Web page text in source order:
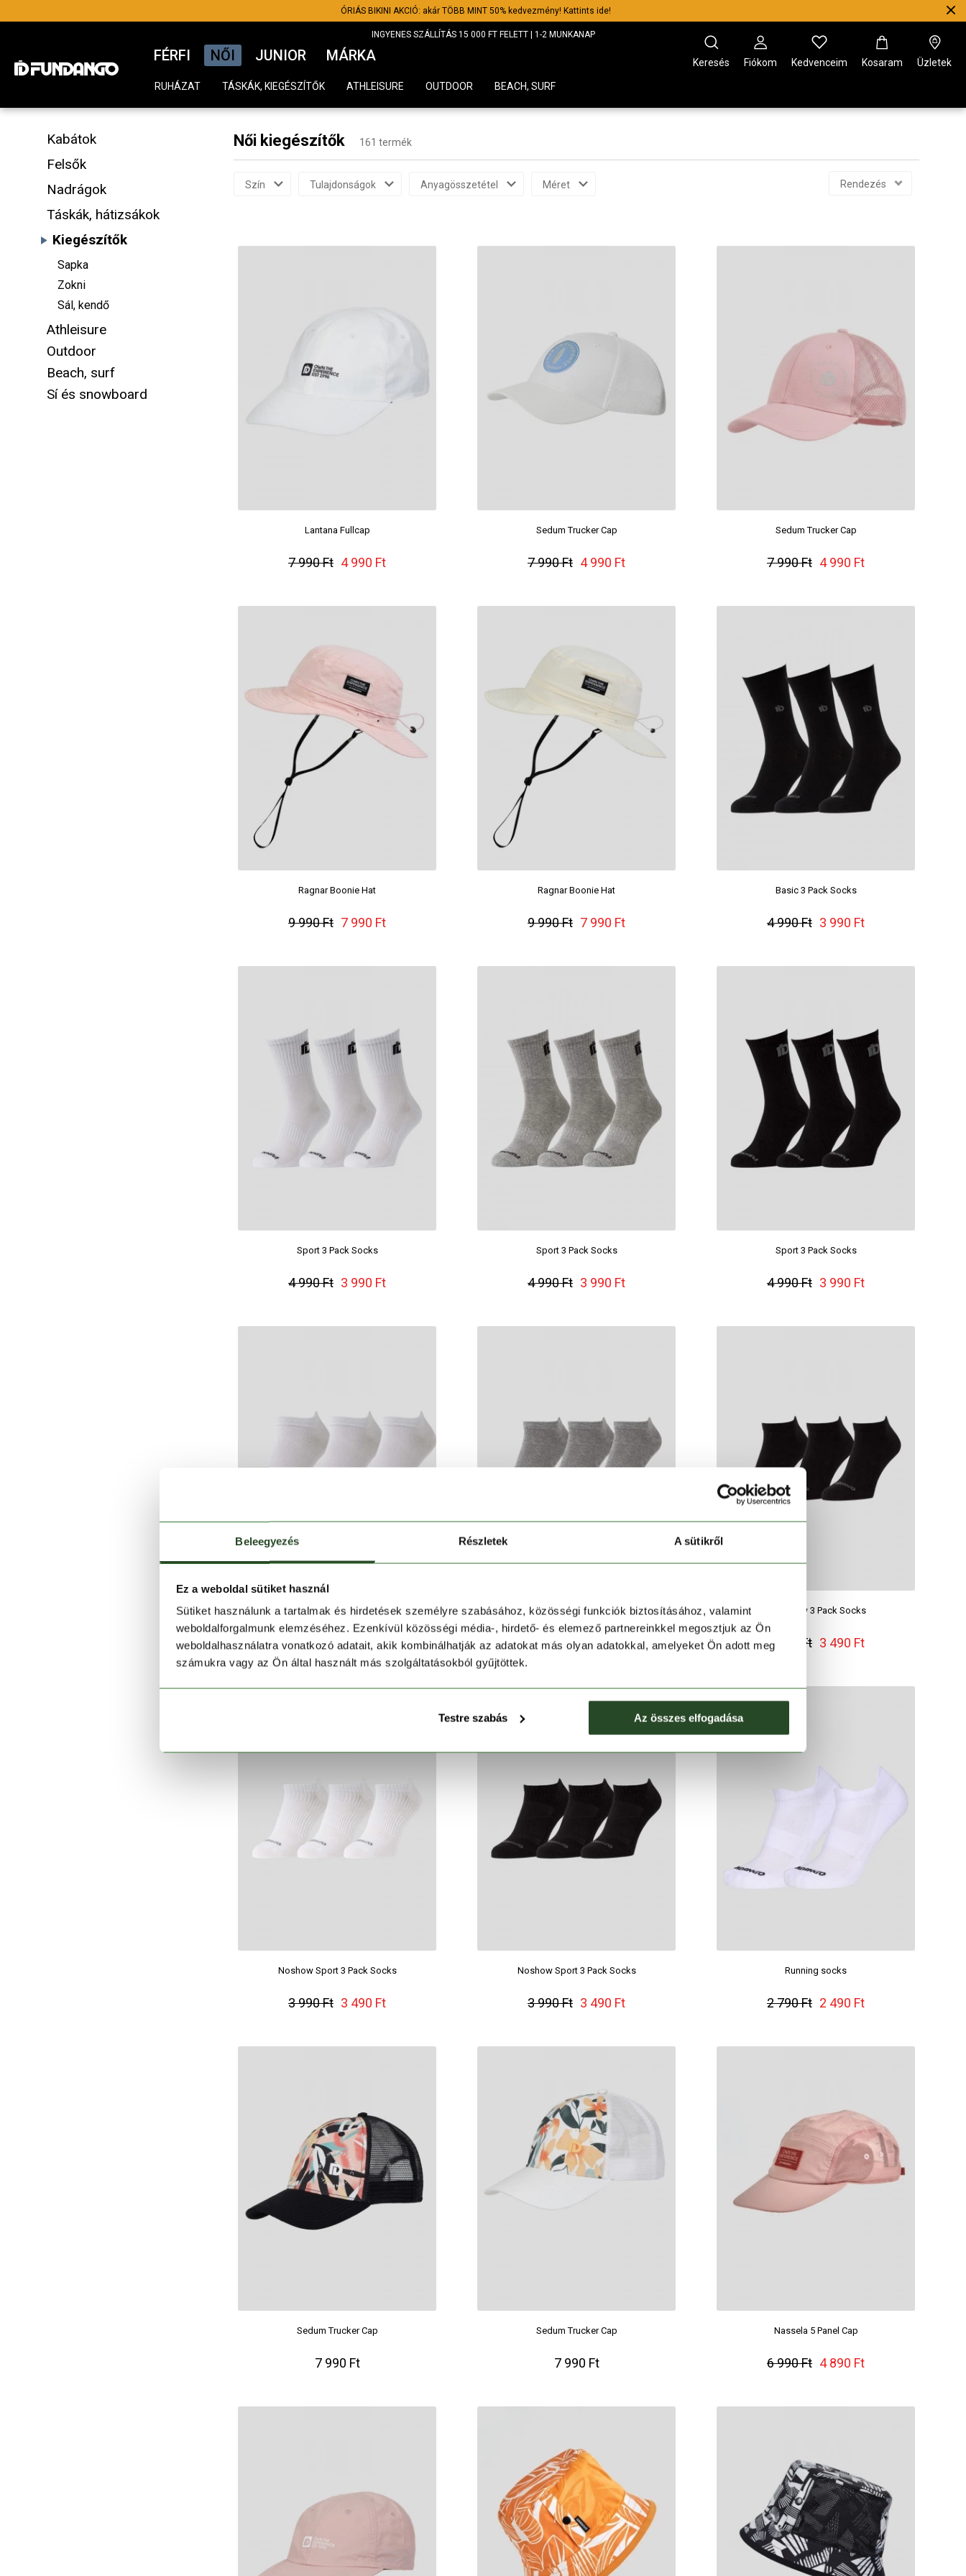
Beleegyezés Részletek A sütikről
Ez a weboldal sütiket használ
Sütiket használunk a tartalmak és hirdetések személyre szabásához, közösségi funkciók biztosításához, valamint
weboldalforgalmunk elemzéséhez. Ezenkívül közösségi média-, hirdető- és elemező partnereinkkel megosztjuk az Ön
weboldalhasználatra vonatkozó adatait, akik kombinálhatják az adatokat más olyan adatokkal, amelyeket Ön adott meg
számukra vagy az Ön által használt más szolgáltatásokból gyűjtöttek.
Testre szabás Az összes elfogadása
ÓRIÁS BIKINI AKCIÓ: akár TÖBB MINT 50% kedvezmény! Kattints ide!
INGYENES SZÁLLÍTÁS 15 000 FT FELETT | 1-2 MUNKANAP
FÉRFI NŐI JUNIOR MÁRKA
RUHÁZAT TÁSKÁK, KIEGÉSZÍTŐK ATHLEISURE OUTDOOR BEACH, SURF
Keresés Fiókom Kedvenceim Kosaram Üzletek
Kabátok
Felsők
Nadrágok
Táskák, hátizsákok
Kiegészítők
Sapka
Zokni
Sál, kendő
Athleisure
Outdoor
Beach, surf
Sí és snowboard
Női kiegészítők 161 termék
Szín Tulajdonságok Anyagösszetétel Méret Rendezés
Lantana Fullcap
7 990 Ft 4 990 Ft
Sedum Trucker Cap
7 990 Ft 4 990 Ft
Sedum Trucker Cap
7 990 Ft 4 990 Ft
Ragnar Boonie Hat
9 990 Ft 7 990 Ft
Ragnar Boonie Hat
9 990 Ft 7 990 Ft
Basic 3 Pack Socks
4 990 Ft 3 990 Ft
Sport 3 Pack Socks
4 990 Ft 3 990 Ft
Sport 3 Pack Socks
4 990 Ft 3 990 Ft
Sport 3 Pack Socks
4 990 Ft 3 990 Ft
Nowshow 3 Pack Socks
3 990 Ft 3 490 Ft
Nowshow 3 Pack Socks
3 990 Ft 3 490 Ft
Nowshow 3 Pack Socks
3 990 Ft 3 490 Ft
Noshow Sport 3 Pack Socks
3 990 Ft 3 490 Ft
Noshow Sport 3 Pack Socks
3 990 Ft 3 490 Ft
Running socks
2 790 Ft 2 490 Ft
Sedum Trucker Cap
7 990 Ft
Sedum Trucker Cap
7 990 Ft
Nassela 5 Panel Cap
6 990 Ft 4 890 Ft